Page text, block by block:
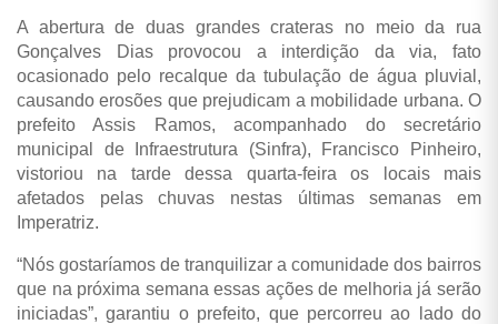
A abertura de duas grandes crateras no meio da rua
Gonçalves Dias provocou a interdição da via, fato
ocasionado pelo recalque da tubulação de água pluvial,
causando erosões que prejudicam a mobilidade urbana. O
prefeito Assis Ramos, acompanhado do secretário
municipal de Infraestrutura (Sinfra), Francisco Pinheiro,
vistoriou na tarde dessa quarta-feira os locais mais
afetados pelas chuvas nestas últimas semanas em
Imperatriz.
“Nós gostaríamos de tranquilizar a comunidade dos bairros
que na próxima semana essas ações de melhoria já serão
iniciadas”, garantiu o prefeito, que percorreu ao lado do